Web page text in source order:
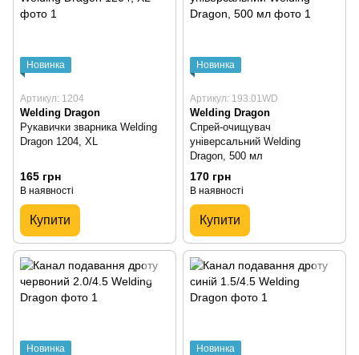
Новинка
Артикул: 1204
Welding Dragon
Рукавички зварника Welding
Dragon 1204, XL
165 грн
В наявності
Купити
Новинка
Артикул: 193.01WD
Welding Dragon
Спрей-очищувач
універсальний Welding
Dragon, 500 мл
170 грн
В наявності
Купити
Новинка Новинка